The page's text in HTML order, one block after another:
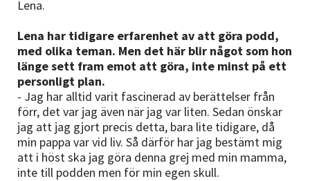
Lena.
Lena har tidigare erfarenhet av att göra podd,
med olika teman. Men det här blir något som hon
länge sett fram emot att göra, inte minst på ett
personligt plan.
- Jag har alltid varit fascinerad av berättelser från
förr, det var jag även när jag var liten. Sedan önskar
jag att jag gjort precis detta, bara lite tidigare, då
min pappa var vid liv. Så därför har jag bestämt mig
att i höst ska jag göra denna grej med min mamma,
inte till podden men för min egen skull.